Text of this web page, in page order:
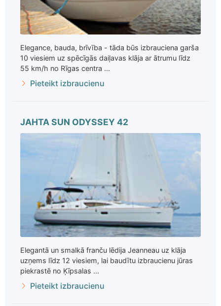
Elegance, bauda, brīvība - tāda būs izbrauciena garša
10 viesiem uz spēcīgās daiļavas klāja ar ātrumu līdz
55 km/h no Rīgas centra ...
Pieteikt izbraucienu
JAHTA SUN ODYSSEY 42
Elegantā un smalkā franču lēdija Jeanneau uz klāja
uzņems līdz 12 viesiem, lai baudītu izbraucienu jūras
piekrastē no Ķīpsalas ...
Pieteikt izbraucienu